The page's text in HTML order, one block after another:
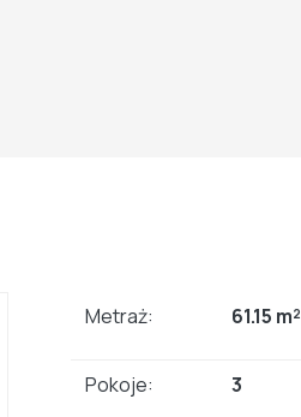
Metraż: 61.15 m²
Pokoje: 3